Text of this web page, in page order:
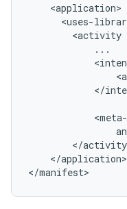
<uses-
<activity
</
</application>
</manifest>